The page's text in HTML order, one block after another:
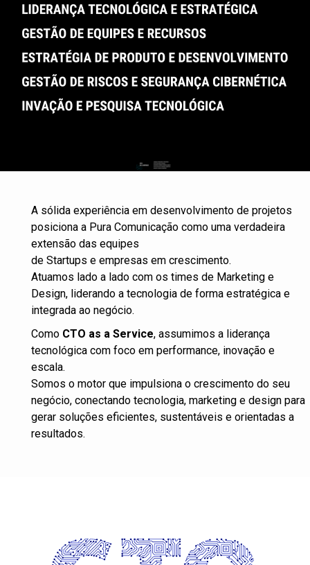
A sólida experiência em desenvolvimento de projetos
posiciona a Pura Comunicação como uma verdadeira
extensão das equipes
de Startups e empresas em crescimento.
Atuamos lado a lado com os times de Marketing e
Design, liderando a tecnologia de forma estratégica e
integrada ao negócio.
Como CTO as a Service, assumimos a liderança
tecnológica com foco em performance, inovação e
escala.
Somos o motor que impulsiona o crescimento do seu
negócio, conectando tecnologia, marketing e design para
gerar soluções eficientes, sustentáveis e orientadas a
resultados.